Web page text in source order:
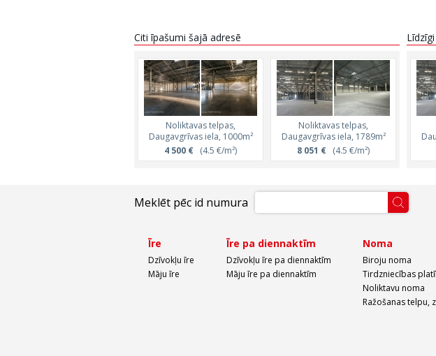
Citi īpašumi šajā adresē
Noliktavas telpas,
Daugavgrīvas iela, 1000m²
4 500 € (4.5 €/m²)
Noliktavas telpas,
Daugavgrīvas iela, 1789m²
8 051 € (4.5 €/m²)
Meklēt pēc id numura
Īre
Dzīvokļu īre
Māju īre
Īre pa diennaktīm
Dzīvokļu īre pa diennaktīm
Māju īre pa diennaktīm
Noma
Biroju noma
Tirdzniecības
Noliktavu noma
Ražošanas telpu,